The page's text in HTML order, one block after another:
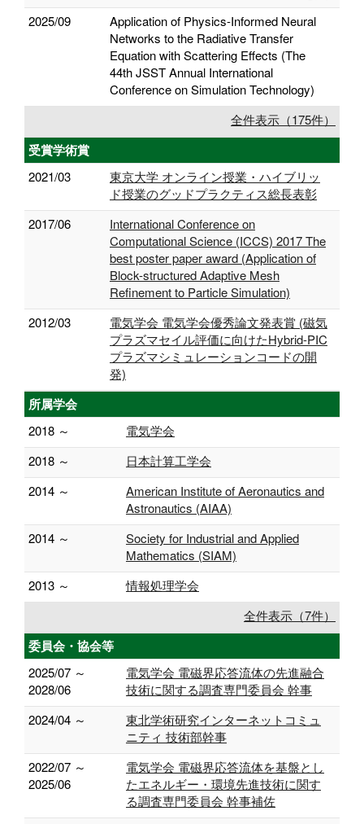
2025/09
Application of Physics-Informed Neural
Networks to the Radiative Transfer
Equation with Scattering Effects (The
44th JSST Annual International
Conference on Simulation Technology)
全件表示（175件）
受賞学術賞
2021/03
東京大学 オンライン授業・ハイブリッ
ド授業のグッドプラクティス総長表彰
2017/06
International Conference on
Computational Science (ICCS) 2017 The
best poster paper award (Application of
Block-structured Adaptive Mesh
Refinement to Particle Simulation)
2012/03
電気学会 電気学会優秀論文発表賞 (磁気
プラズマセイル評価に向けたHybrid-PIC
プラズマシミュレーションコードの開
発)
所属学会
2018 ～
電気学会
2018 ～
日本計算工学会
2014 ～
American Institute of Aeronautics and
Astronautics (AIAA)
2014 ～
Society for Industrial and Applied
Mathematics (SIAM)
2013 ～
情報処理学会
全件表示（7件）
委員会・協会等
2025/07 ～
2028/06
電気学会 電磁界応答流体の先進融合
技術に関する調査専門委員会 幹事
2024/04 ～
東北学術研究インターネットコミュ
ニティ 技術部幹事
2022/07 ～
2025/06
電気学会 電磁界応答流体を基盤とし
たエネルギー・環境先進技術に関す
る調査専門委員会 幹事補佐